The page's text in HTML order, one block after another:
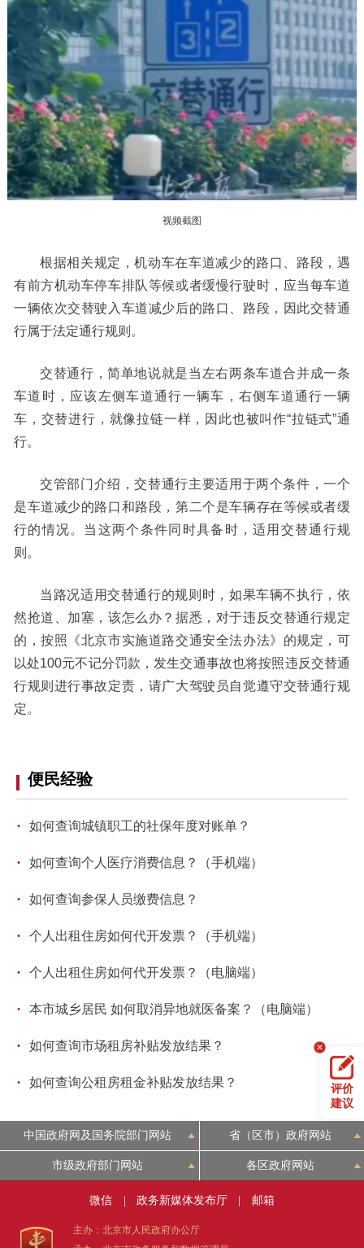
政民互动
12345网上接诉即办 我要咨询 我要建议
参与调查 在线访谈 图说互动
走进北京
北京概况 十六区概览 人文北京
多语种
ENGLISH
DEUTSCH FRANÇAIS РУССКИЙ ЯЗЫК
ESPAÑOL
ITALIANO
回到顶部
视频截图
根据相关规定，机动车在车道减少的路口、路段，遇
有前方机动车停车排队等候或者缓慢行驶时，应当每车道
一辆依次交替驶入车道减少后的路口、路段，因此交替通
行属于法定通行规则。
交替通行，简单地说就是当左右两条车道合并成一条
车道时，应该左侧车道通行一辆车，右侧车道通行一辆
车，交替进行，就像拉链一样，因此也被叫作“拉链式”通
行。
交管部门介绍，交替通行主要适用于两个条件，一个
是车道减少的路口和路段，第二个是车辆存在等候或者缓
行的情况。当这两个条件同时具备时，适用交替通行规
则。
当路况适用交替通行的规则时，如果车辆不执行，依
然抢道、加塞，该怎么办？据悉，对于违反交替通行规定
的，按照《北京市实施道路交通安全法办法》的规定，可
以处100元不记分罚款，发生交通事故也将按照违反交替通
行规则进行事故定责，请广大驾驶员自觉遵守交替通行规
定。
便民经验
· 如何查询城镇职工的社保年度对账单？
· 如何查询个人医疗消费信息？（手机端）
· 如何查询参保人员缴费信息？
· 个人出租住房如何代开发票？（手机端）
· 个人出租住房如何代开发票？（电脑端）
· 本市城乡居民 如何取消异地就医备案？（电脑端）
· 如何查询市场租房补贴发放结果？
· 如何查询公租房租金补贴发放结果？
评价
建议
中国政府网及国务院部门网站 省（区市）政府网站
市级政府部门网站 各区政府网站
微信 政务新媒体发布厅 邮箱
主办：北京市人民政府办公厅